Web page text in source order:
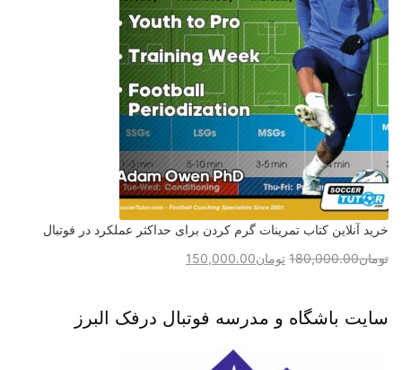
خرید آنلاین کتاب تمرینات گرم کردن برای حداکثر عملکرد در فوتبال
تومان180,000.00 تومان150,000.00
سایت باشگاه و مدرسه فوتبال درفک البرز